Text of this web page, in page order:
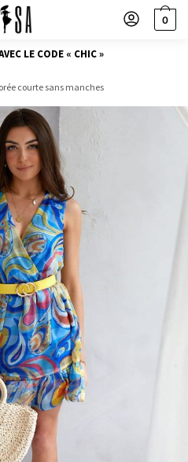
0
LE CODE « CHIC »
courte sans manches